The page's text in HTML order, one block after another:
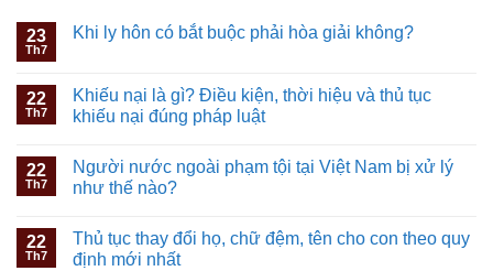
23
Th7
Khi ly hôn có bắt buộc phải hòa giải không?
22
Th7
Khiếu nại là gì? Điều kiện, thời hiệu và thủ tục
khiếu nại đúng pháp luật
22
Th7
Người nước ngoài phạm tội tại Việt Nam bị xử lý
như thế nào?
22
Th7
Thủ tục thay đổi họ, chữ đệm, tên cho con theo quy
định mới nhất